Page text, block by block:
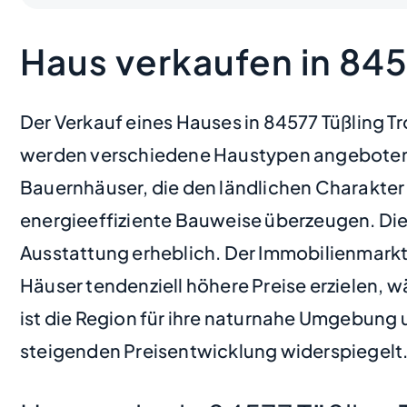
Haus verkaufen in
Der Verkauf eines Hauses in 84577
werden verschiedene Haustypen
Bauernhäuser, die den ländlichen
energieeffiziente Bauweise überzeugen.
Ausstattung erheblich. Der
Häuser tendenziell höhere Preise erzielen,
ist die Region für ihre naturnahe
steigenden Preisentwicklung